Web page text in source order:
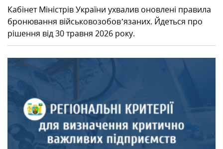
Кабінет Міністрів України ухвалив оновлені правила
бронювання військовозобов’язаних. Йдеться про
рішення від 30 травня 2026 року.